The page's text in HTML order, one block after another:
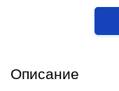
Описание